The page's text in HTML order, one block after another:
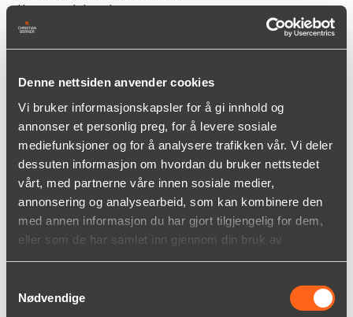
Denne nettsiden anvender cookies
Vi bruker informasjonskapsler for å gi innhold og
annonser et personlig preg, for å levere sosiale
mediefunksjoner og for å analysere trafikken vår. Vi deler
dessuten informasjon om hvordan du bruker nettstedet
vårt, med partnerne våre innen sosiale medier,
annonsering og analysearbeid, som kan kombinere den
med annen informasjon du har gjort tilgjengelig for dem,
eller som de har samlet inn gjennom din bruk av
tjenestene deres.
Nødvendige
Høyt produktutbytte
Lite svinn
Mats Alexander Tollander
Produktsjef, Prosessteknikk
Mats.Tollander(a)christianberner.com